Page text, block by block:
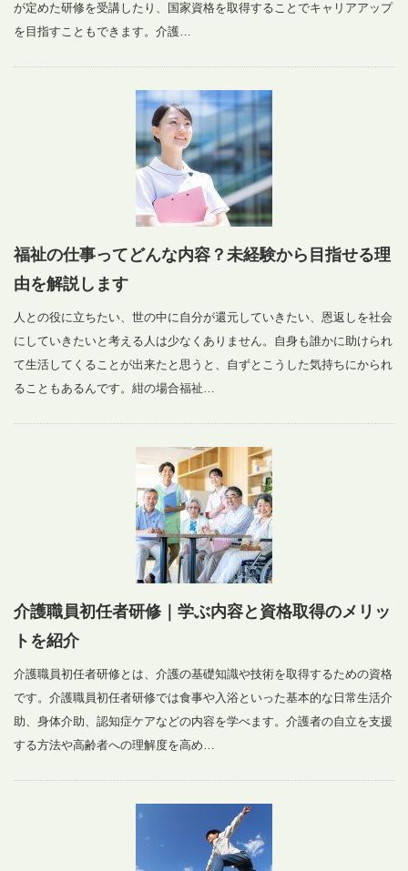
が定めた研修を受講したり、国家資格を取得することでキャリアアップ
を目指すこともできます。介護…
福祉の仕事ってどんな内容？未経験から目指せる理
由を解説します
人との役に立ちたい、世の中に自分が還元していきたい、恩返しを社会
にしていきたいと考える人は少なくありません。自身も誰かに助けられ
て生活してくることが出来たと思うと、自ずとこうした気持ちにかられ
ることもあるんです。紺の場合福祉…
介護職員初任者研修｜学ぶ内容と資格取得のメリッ
トを紹介
介護職員初任者研修とは、介護の基礎知識や技術を取得するための資格
です。介護職員初任者研修では食事や入浴といった基本的な日常生活介
助、身体介助、認知症ケアなどの内容を学べます。介護者の自立を支援
する方法や高齢者への理解度を高め…